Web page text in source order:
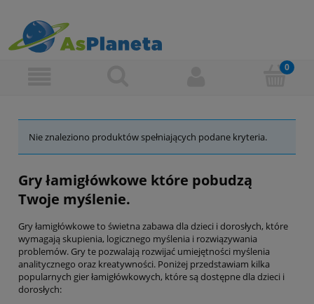
Nie znaleziono produktów spełniających podane kryteria.
Gry łamigłówkowe które pobudzą
Twoje myślenie.
Gry łamigłówkowe to świetna zabawa dla dzieci i dorosłych, które
wymagają skupienia, logicznego myślenia i rozwiązywania
problemów. Gry te pozwalają rozwijać umiejętności myślenia
analitycznego oraz kreatywności. Poniżej przedstawiam kilka
popularnych gier łamigłówkowych, które są dostępne dla dzieci i
dorosłych: